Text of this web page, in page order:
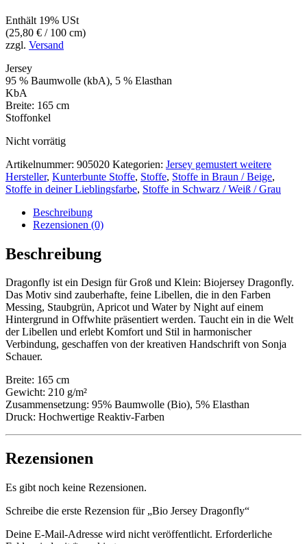
Enthält 19% USt
(25,80 € / 100 cm)
zzgl. Versand
Jersey
95 % Baumwolle (kbA), 5 % Elasthan
KbA
Breite: 165 cm
Stoffonkel
Nicht vorrätig
Artikelnummer: 905020 Kategorien: Jersey gemustert weitere
Hersteller, Kunterbunte Stoffe, Stoffe, Stoffe in Braun / Beige,
Stoffe in deiner Lieblingsfarbe, Stoffe in Schwarz / Weiß / Grau
Beschreibung
Rezensionen (0)
Beschreibung
Dragonfly ist ein Design für Groß und Klein: Biojersey Dragonfly.
Das Motiv sind zauberhafte, feine Libellen, die in den Farben
Messing, Staubgrün, Apricot und Water by Night auf einem
Hintergrund in Offwhite präsentiert werden. Taucht ein in die Welt
der Libellen und erlebt Komfort und Stil in harmonischer
Verbindung, geschaffen von der kreativen Handschrift von Sonja
Schauer.
Breite: 165 cm
Gewicht: 210 g/m²
Zusammensetzung: 95% Baumwolle (Bio), 5% Elasthan
Druck: Hochwertige Reaktiv-Farben
Rezensionen
Es gibt noch keine Rezensionen.
Schreibe die erste Rezension für „Bio Jersey Dragonfly“
Deine E-Mail-Adresse wird nicht veröffentlicht. Erforderliche